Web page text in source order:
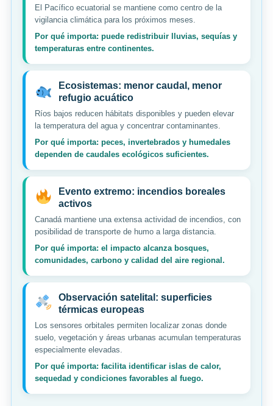
El Pacífico ecuatorial se mantiene como centro de la
vigilancia climática para los próximos meses.
Por qué importa: puede redistribuir lluvias, sequías y
temperaturas entre continentes.
Ecosistemas: menor caudal, menor
refugio acuático
Ríos bajos reducen hábitats disponibles y pueden elevar
la temperatura del agua y concentrar contaminantes.
Por qué importa: peces, invertebrados y humedales
dependen de caudales ecológicos suficientes.
Evento extremo: incendios boreales
activos
Canadá mantiene una extensa actividad de incendios, con
posibilidad de transporte de humo a larga distancia.
Por qué importa: el impacto alcanza bosques,
comunidades, carbono y calidad del aire regional.
Observación satelital: superficies
térmicas europeas
Los sensores orbitales permiten localizar zonas donde
suelo, vegetación y áreas urbanas acumulan temperaturas
especialmente elevadas.
Por qué importa: facilita identificar islas de calor,
sequedad y condiciones favorables al fuego.